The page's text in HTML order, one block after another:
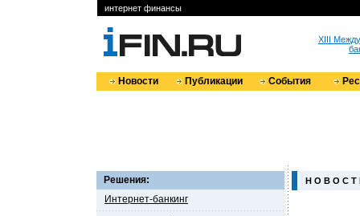
интернет финансы
XIII
Новости Публикации События
Решения:
Интернет-банкинг
Н О В О С Т